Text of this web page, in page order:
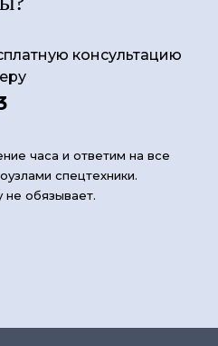
консультацию
часа и ответим на все
спецтехники.
не обязывает.